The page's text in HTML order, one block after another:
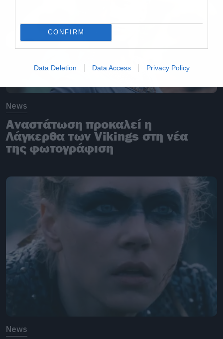
CONFIRM
Data Deletion Data Access Privacy Policy
News
Αναστάτωση προκαλεί η
Λάγκερθα των Vikings στη νέα
της φωτογράφιση
News